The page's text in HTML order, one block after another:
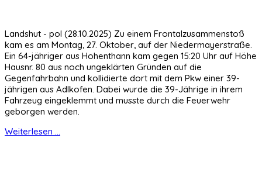
Landshut - pol (28.10.2025) Zu einem Frontalzusammenstoß
kam es am Montag, 27. Oktober, auf der Niedermayerstraße.
Ein 64-jähriger aus Hohenthann kam gegen 15:20 Uhr auf Höhe
Hausnr. 80 aus noch ungeklärten Gründen auf die
Gegenfahrbahn und kollidierte dort mit dem Pkw einer 39-
jährigen aus Adlkofen. Dabei wurde die 39-Jährige in ihrem
Fahrzeug eingeklemmt und musste durch die Feuerwehr
geborgen werden.
Weiterlesen ...